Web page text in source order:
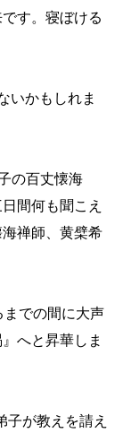
す。寝ぼける
いかもしれま
の百丈懐海
間何も聞こえ
禅師、黄檗希
での間に大声
へと昇華しま
が教えを請え